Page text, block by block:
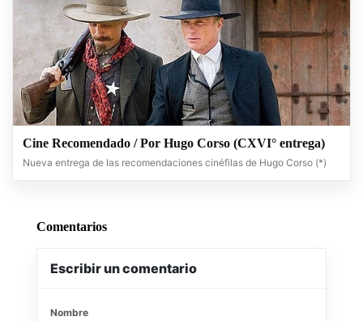
Cine Recomendado / Por Hugo Corso (CXVI° entrega)
Nueva entrega de las recomendaciones cinéfilas de Hugo Corso (*)
Comentarios
Escribir un comentario
Nombre